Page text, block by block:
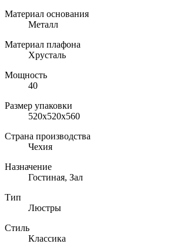
Материал основания
Металл
Материал плафона
Хрусталь
Мощность
40
Размер упаковки
520x520x560
Страна производства
Чехия
Назначение
Гостиная, Зал
Тип
Люстры
Стиль
Классика